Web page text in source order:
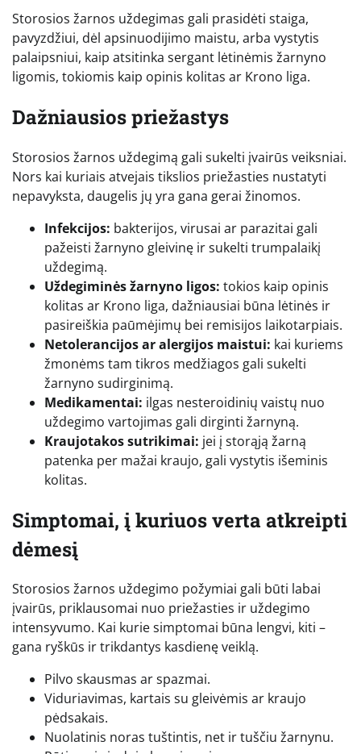
Storosios žarnos uždegimas gali prasidėti staiga,
pavyzdžiui, dėl apsinuodijimo maistu, arba vystytis
palaipsniui, kaip atsitinka sergant lėtinėmis žarnyno
ligomis, tokiomis kaip opinis kolitas ar Krono liga.
Dažniausios priežastys
Storosios žarnos uždegimą gali sukelti įvairūs veiksniai.
Nors kai kuriais atvejais tikslios priežasties nustatyti
nepavyksta, daugelis jų yra gana gerai žinomos.
Infekcijos: bakterijos, virusai ar parazitai gali
pažeisti žarnyno gleivinę ir sukelti trumpalaikį
uždegimą.
Uždegiminės žarnyno ligos: tokios kaip opinis
kolitas ar Krono liga, dažniausiai būna lėtinės ir
pasireiškia paūmėjimų bei remisijos laikotarpiais.
Netolerancijos ar alergijos maistui: kai kuriems
žmonėms tam tikros medžiagos gali sukelti
žarnyno sudirginimą.
Medikamentai: ilgas nesteroidinių vaistų nuo
uždegimo vartojimas gali dirginti žarnyną.
Kraujotakos sutrikimai: jei į storąją žarną
patenka per mažai kraujo, gali vystytis išeminis
kolitas.
Simptomai, į kuriuos verta atkreipti
dėmesį
Storosios žarnos uždegimo požymiai gali būti labai
įvairūs, priklausomai nuo priežasties ir uždegimo
intensyvumo. Kai kurie simptomai būna lengvi, kiti –
gana ryškūs ir trikdantys kasdienę veiklą.
Pilvo skausmas ar spazmai.
Viduriavimas, kartais su gleivėmis ar kraujo
pėdsakais.
Nuolatinis noras tuštintis, net ir tuščiu žarnynu.